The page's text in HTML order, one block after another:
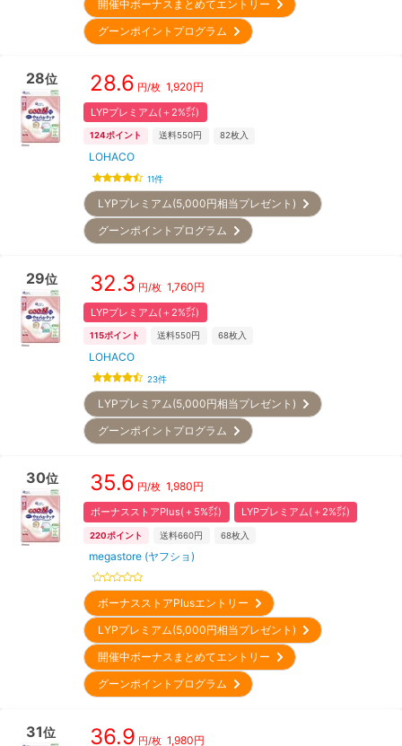
開催中ボーナスまとめてエントリー
グーンポイントプログラム
28位 28.6 円/枚 1,920円
LYPプレミアム(＋2%㌽)
124ポイント 送料550円 82枚入
LOHACO
11件
LYPプレミアム(5,000円相当プレゼント)
グーンポイントプログラム
29位 32.3 円/枚 1,760円
LYPプレミアム(＋2%㌽)
115ポイント 送料550円 68枚入
LOHACO
23件
LYPプレミアム(5,000円相当プレゼント)
グーンポイントプログラム
30位 35.6 円/枚 1,980円
ボーナスストアPlus(＋5%㌽) LYPプレミアム(＋2%㌽)
220ポイント 送料660円 68枚入
megastore (ヤフショ)
ボーナスストアPlusエントリー
LYPプレミアム(5,000円相当プレゼント)
開催中ボーナスまとめてエントリー
グーンポイントプログラム
31位 36.9 円/枚 1,980円